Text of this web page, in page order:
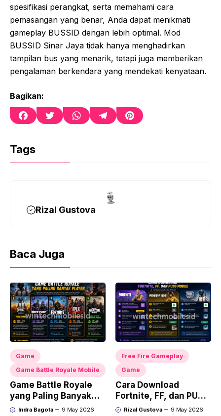
spesifikasi perangkat, serta memahami cara
pemasangan yang benar, Anda dapat menikmati
gameplay BUSSID dengan lebih optimal. Mod
BUSSID Sinar Jaya tidak hanya menghadirkan
tampilan bus yang menarik, tetapi juga memberikan
pengalaman berkendara yang mendekati kenyataan.
Bagikan:
F
e
b
T
t
W T
m
P
Tags
Rizal Gustova
Baca Juga
Game
Game Battle Royale Mobile
Game Battle Royale
yang Paling Banyak
Player
Indra Bagota 9 May 2026
Free Fire Gameplay
Game
Cara Download
Fortnite, FF, dan PUBG
Mobile
Rizal Gustova 9 May 2026